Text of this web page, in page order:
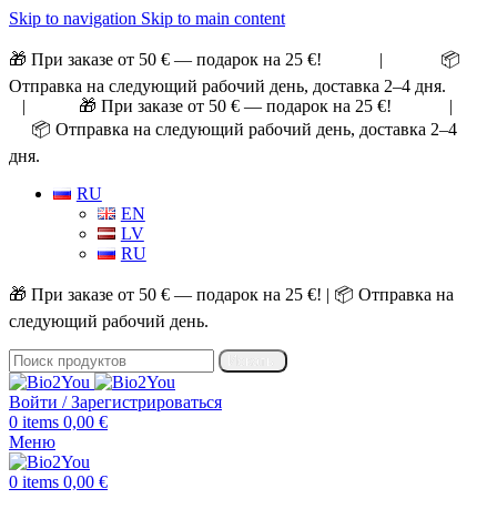
Skip to navigation Skip to main content
🎁 При заказе от 50 € — подарок на 25 €! | 📦
Отправка на следующий рабочий день, доставка 2–4 дня.
| 🎁 При заказе от 50 € — подарок на 25 €! |
📦 Отправка на следующий рабочий день, доставка 2–4
дня.
RU
EN
LV
RU
🎁 При заказе от 50 € — подарок на 25 €! | 📦 Отправка на
следующий рабочий день.
Искать
Войти / Зарегистрироваться
0 items 0,00 €
Меню
0 items 0,00 €